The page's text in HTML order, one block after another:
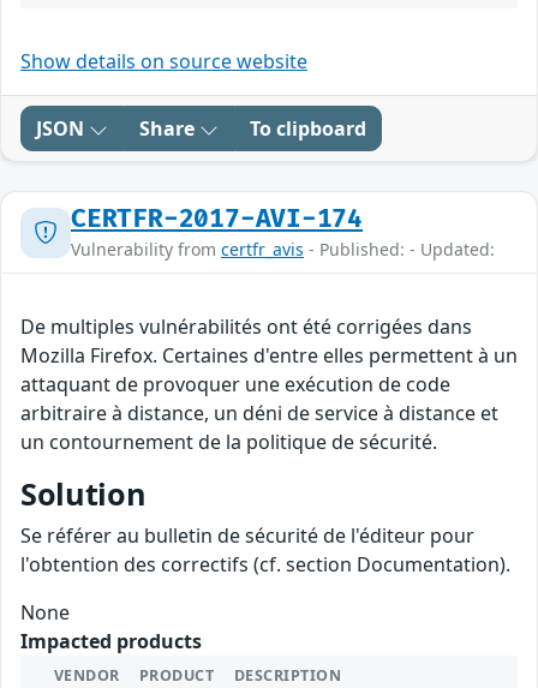
Show details on source website
JSON Share To clipboard
CERTFR-2017-AVI-174
Vulnerability from certfr_avis - Published: - Updated:
De multiples vulnérabilités ont été corrigées dans
Mozilla Firefox. Certaines d'entre elles permettent à un
attaquant de provoquer une exécution de code
arbitraire à distance, un déni de service à distance et
un contournement de la politique de sécurité.
Solution
Se référer au bulletin de sécurité de l'éditeur pour
l'obtention des correctifs (cf. section Documentation).
None
Impacted products
VENDOR PRODUCT DESCRIPTION